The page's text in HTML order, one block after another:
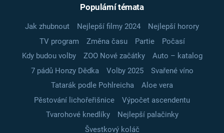
Populární témata
Jak zhubnout Nejlepší filmy 2024
Nejlepší horory
TV program
Změna času Partie
Počasí
Kdy budou volby
ZOO Nové začátky
Auto – katalog
7 pádů Honzy Dědka
Volby 2025
Svařené víno
Tatarák podle Pohlreicha
Aloe vera
Pěstování lichořeřišnice
Výpočet ascendentu
Tvarohové knedlíky
Nejlepší palačinky
Švestkový koláč